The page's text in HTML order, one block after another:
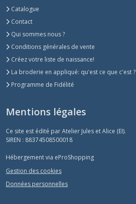
Catalogue
Contact
Qui sommes nous ?
Conditions générales de vente
Créez votre liste de naissance!
La broderie en appliqué: qu'est ce que c'est ?
Programme de Fidélité
Mentions légales
Ce site est édité par Atelier Jules et Alice (EI).
SIREN : 88374508500018
Hébergement via eProShopping
Gestion des cookies
Données personnelles